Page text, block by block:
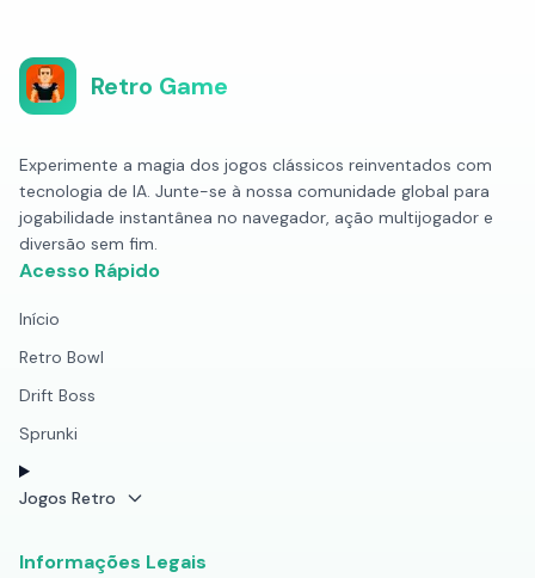
Retro Game
Experimente a magia dos jogos clássicos reinventados com
tecnologia de IA. Junte-se à nossa comunidade global para
jogabilidade instantânea no navegador, ação multijogador e
diversão sem fim.
Acesso Rápido
Início
Retro Bowl
Drift Boss
Sprunki
Jogos Retro
Informações Legais